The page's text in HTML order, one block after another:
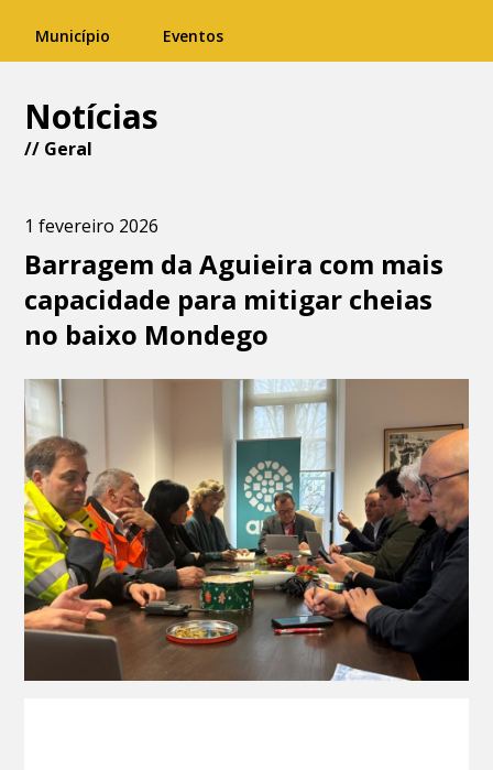
Município Eventos
Notícias
// Geral
1 fevereiro 2026
Barragem da Aguieira com mais
capacidade para mitigar cheias
no baixo Mondego